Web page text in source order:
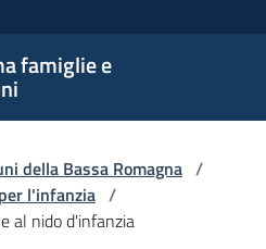
famiglie e
della Bassa Romagna /
l'infanzia /
al nido d'infanzia